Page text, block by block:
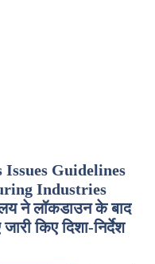
Guidelines
Industries
ने लॉकडाउन के बाद
किए दिशा-निर्देश